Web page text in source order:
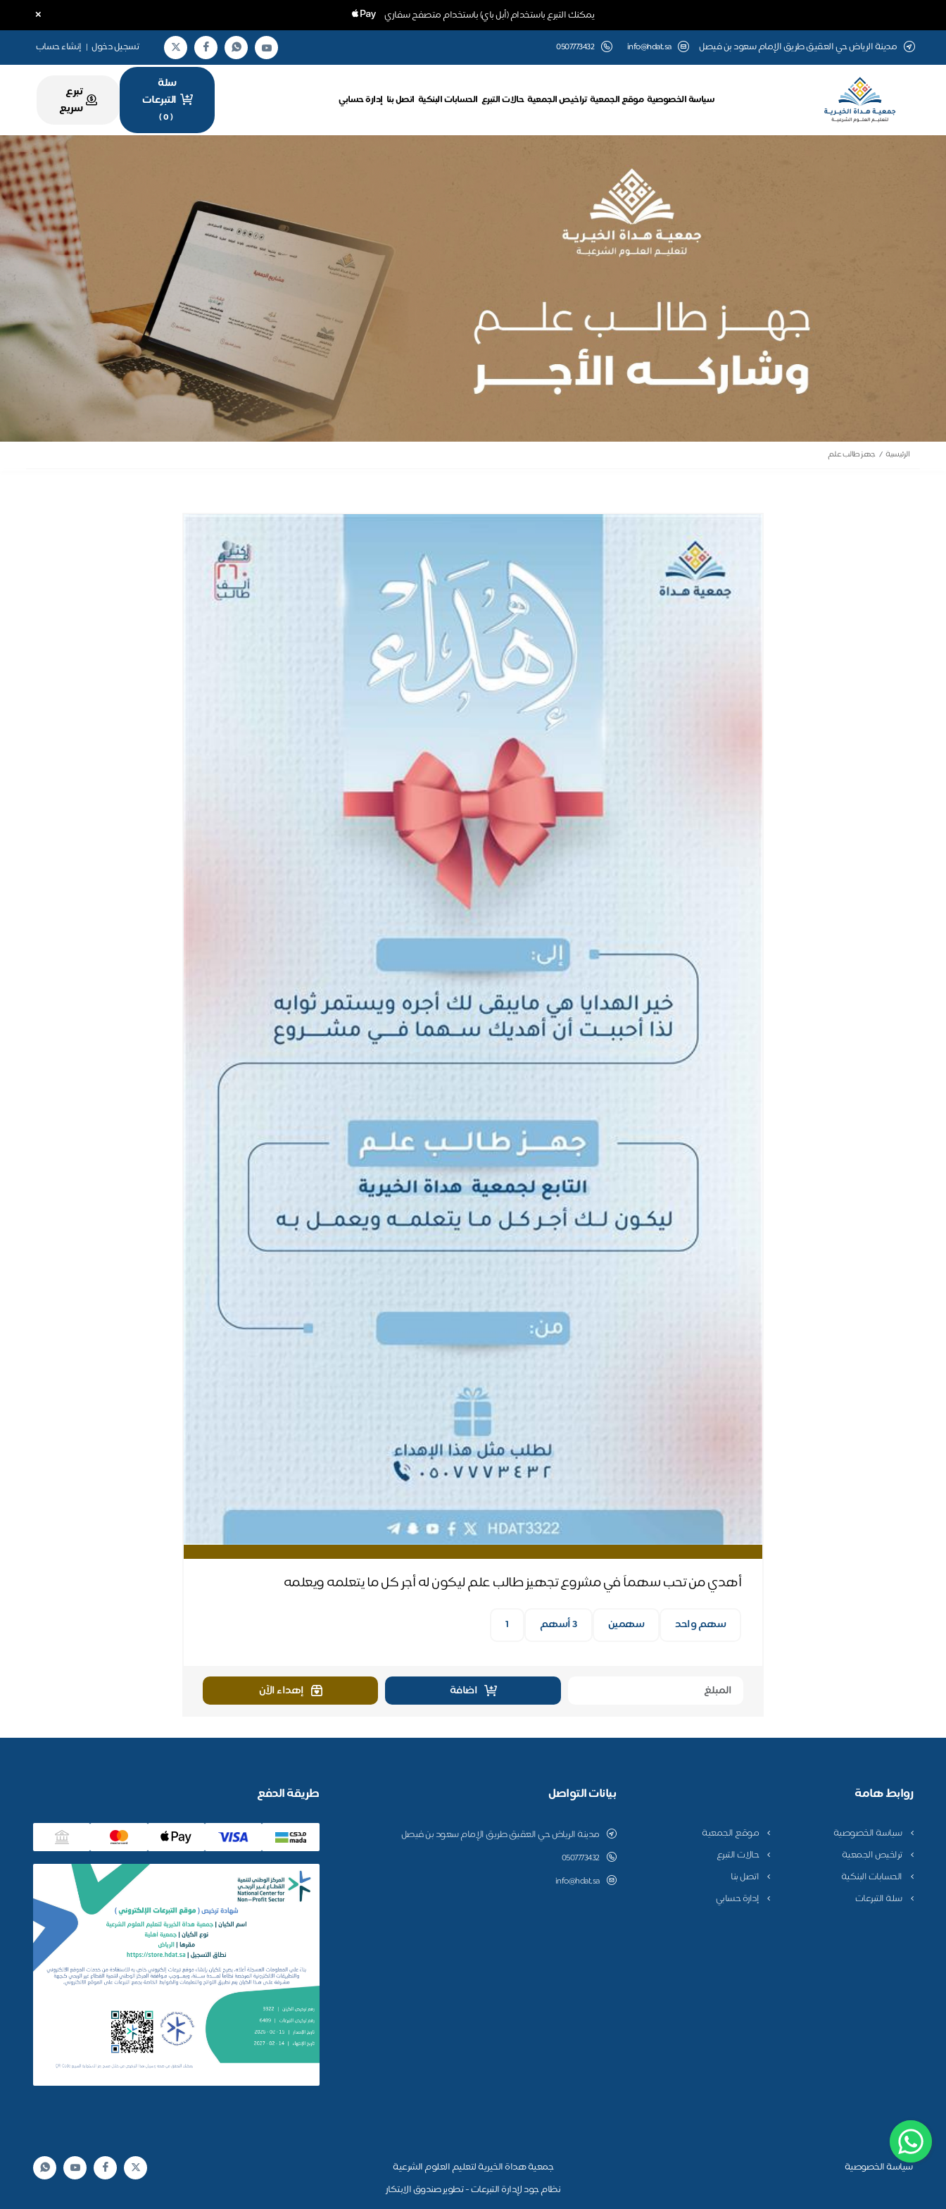
يمكنك التبرع باستخدام (أبل باي) باستخدام متصفح سفاري ×
مدينة الرياض حي العقيق طريق الإمام سعود بن فيصل info@hdat.sa
0507773432 تسجيل دخول | إنشاء حساب
سياسة الخصوصية موقع الجمعية تراخيص الجمعية حالات التبرع الحسابات البنكية اتصل بنا إدارة حسابي
سلة
التبرعات
(
0
)
تبرع
سريع
الرئيسية جهز طالب علم
أهدي من تحب سهماً في مشروع تجهيز طالب علم ليكون له أجر كل ما يتعلمه ويعلمه
سهم واحد سهمين 3 أسهم 1
اضافة إهداء الآن
روابط هامة
سياسة الخصوصية
موقع الجمعية
تراخيص الجمعية
حالات التبرع
الحسابات البنكية
اتصل بنا
سلة التبرعات
إدارة حسابي
بيانات التواصل
مدينة الرياض حي العقيق طريق الإمام سعود بن فيصل
0507773432
info@hdat.sa
طريقة الدفع
سياسة الخصوصية
جمعية هداة الخيرية لتعليم العلوم الشرعية
نظام جود لإدارة التبرعات - تطوير صندوق الابتكار